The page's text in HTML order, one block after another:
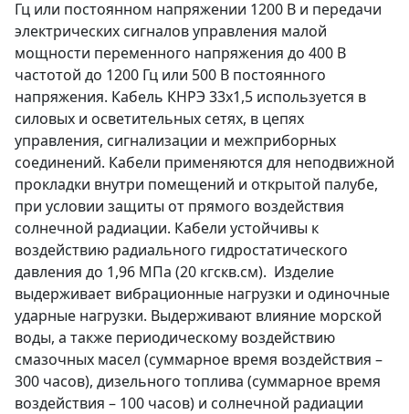
Гц или постоянном напряжении 1200 В и передачи
электрических сигналов управления малой
мощности переменного напряжения до 400 В
частотой до 1200 Гц или 500 В постоянного
напряжения. Кабель КНРЭ 33х1,5 используется в
силовых и осветительных сетях, в цепях
управления, сигнализации и межприборных
соединений. Кабели применяются для неподвижной
прокладки внутри помещений и открытой палубе,
при условии защиты от прямого воздействия
солнечной радиации. Кабели устойчивы к
воздействию радиального гидростатического
давления до 1,96 МПа (20 кгскв.см). Изделие
выдерживает вибрационные нагрузки и одиночные
ударные нагрузки. Выдерживают влияние морской
воды, а также периодическому воздействию
смазочных масел (суммарное время воздействия –
300 часов), дизельного топлива (суммарное время
воздействия – 100 часов) и солнечной радиации